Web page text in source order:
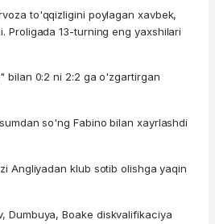
to'qqizligini poylagan xavbek,
Proligada 13-turning eng yaxshilari
bilan 0:2 ni 2:2 ga o'zgartirgan
so'ng Fabino bilan xayrlashdi
Angliyadan klub sotib olishga yaqin
Dumbuya, Boake diskvalifikaciya